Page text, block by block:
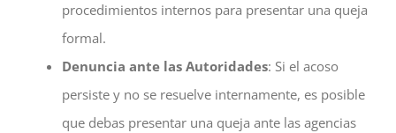
procedimientos internos para presentar una queja
formal.
Denuncia ante las Autoridades: Si el acoso
persiste y no se resuelve internamente, es posible
que debas presentar una queja ante las agencias